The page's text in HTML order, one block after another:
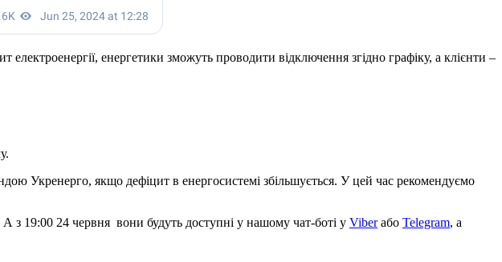
енергетики зможуть проводити відключення згідно графіку, а клієнти –
Укренерго, якщо дефіцит в енергосистемі збільшується. У цей час рекомендуємо
з 19:00 24 червня вони будуть доступні у нашому чат-боті у Viberабо Telegram, а